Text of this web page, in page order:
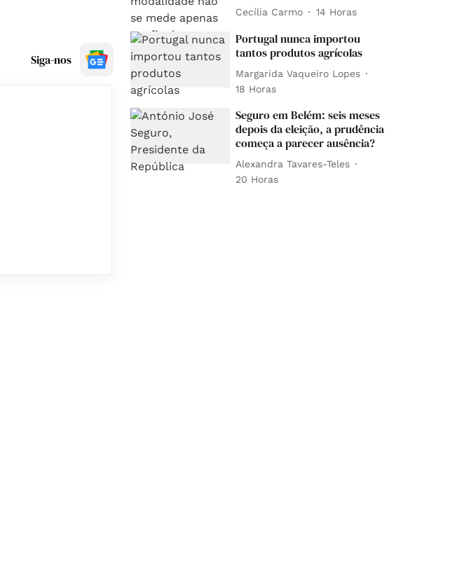
Siga-nos
Cecília Carmo 14 Horas
Portugal nunca importou
tantos produtos agrícolas
Margarida Vaqueiro Lopes
18 Horas
Seguro em Belém: seis meses
depois da eleição, a prudência
começa a parecer ausência?
Alexandra Tavares-Teles
20 Horas